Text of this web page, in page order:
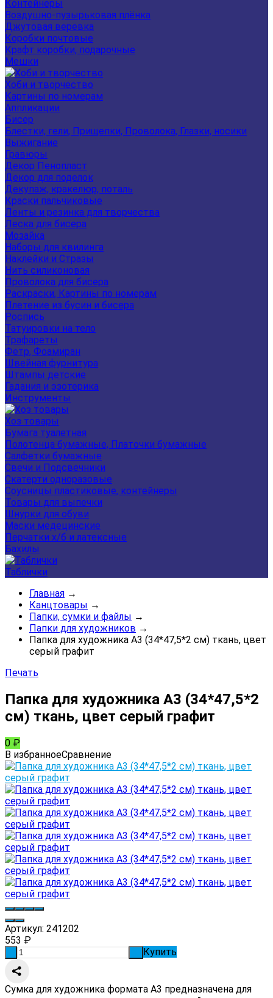
Контейнеры
Воздушно-пузырьковая плёнка
Джутовая веревка
Коробки почтовые
Крафт коробки, подарочные
Мешки
Хоби и творчество
Картины по номерам
Аппликации
Бисер
Блестки, гели, Прищепки, Проволока, Глазки, носики
Выжигание
Гравюры
Декор Пенопласт
Декор для поделок
Декупаж, кракелюр, поталь
Краски пальчиковые
Ленты и резинка для творчества
Леска для бисера
Мозайка
Наборы для квилинга
Наклейки и Стразы
Нить силиконовая
Проволока для бисера
Раскраски, Картины по номерам
Плетение из бусин и бисера
Роспись
Татуировки на тело
Трафареты
Фетр, Фоамиран
Швейная фурнитура
Штампы детские
Гадания и эзотерика
Инструменты
Хоз товары
Бумага туалетная
Полотенца бумажные, Платочки бумажные
Салфетки бумажные
Свечи и Подсвечники
Скатерти одноразовые
Соусницы пластиковые, контейнеры
Товары для выпечки
Шнурки для обуви
Маски медецинские
Перчатки х/б и латексные
Бахилы
Таблички
Главная →
Канцтовары →
Папки, сумки и файлы →
Папки для художников →
Папка для художника А3 (34*47,5*2 см) ткань, цвет
серый графит
Печать
Папка для художника А3 (34*47,5*2
см) ткань, цвет серый графит
0 ₽
В избранноеСравнение
Артикул: 241202
553 ₽
Купить
Сумка для художника формата А3 предназначена для